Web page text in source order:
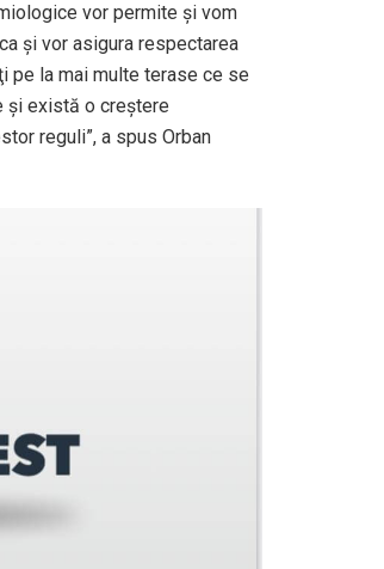
vor permite şi vom
şi vor asigura respectarea
pe la mai multe terase ce se
şi există o creştere
reguli”, a spus Orban